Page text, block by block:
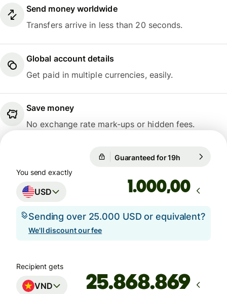
Send money worldwide
Transfers arrive in less than 20 seconds.
Global account details
Get paid in multiple currencies, easily.
Save money
No exchange rate mark-ups or hidden fees.
Guaranteed for 19h
You send exactly
USD ,00
Sending over 25.000 USD or equivalent?
We'll discount our fee
Recipient gets
VND